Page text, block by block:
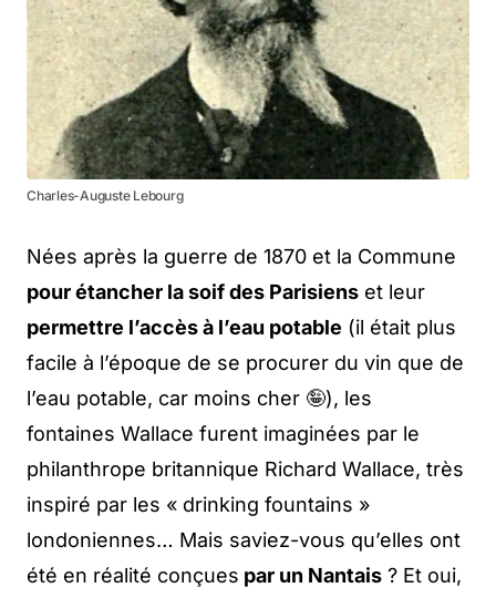
Charles-Auguste Lebourg
Nées après la guerre de 1870 et la Commune
pour étancher la soif des Parisiens et leur
permettre l’accès à l’eau potable (il était plus
facile à l’époque de se procurer du vin que de
l’eau potable, car moins cher 🤪), les
fontaines Wallace furent imaginées par le
philanthrope britannique Richard Wallace, très
inspiré par les « drinking fountains »
londoniennes… Mais saviez-vous qu’elles ont
été en réalité conçues par un Nantais ? Et oui,